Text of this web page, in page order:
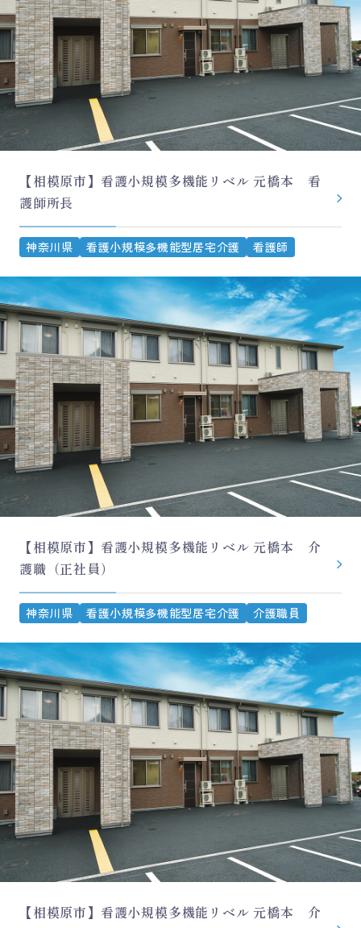
【相模原市】看護小規模多機能リベル 元橋本 看
護師所長
神奈川県 看護小規模多機能型居宅介護 看護師
【相模原市】看護小規模多機能リベル 元橋本 介
護職（正社員）
神奈川県 看護小規模多機能型居宅介護 介護職員
【相模原市】看護小規模多機能リベル 元橋本 介